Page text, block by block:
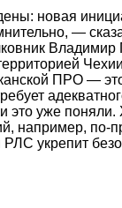
новая
—
ПРО —
это уже поняли.
например, по-
укрепит